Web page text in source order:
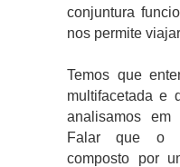
conjuntura
nos permite
Temos que
multifacetada e
analisamos em
Falar que o
composto por